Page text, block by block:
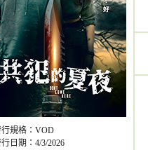
行規格：VOD
日期：4/3/2026